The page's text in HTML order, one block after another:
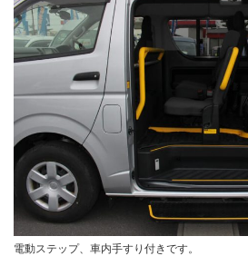
電動ステップ、車内手すり付きです。